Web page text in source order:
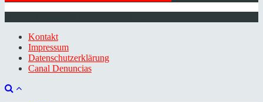
Kontakt
Impressum
Datenschutzerklärung
Canal Denuncias